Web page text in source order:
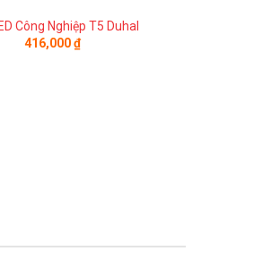
Công Nghiệp T5 Duhal
416,000₫